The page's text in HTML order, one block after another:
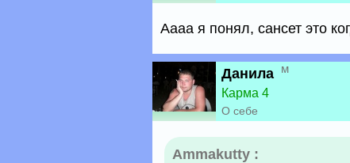
Аааа я понял, сансет это
Данила м
Карма 4
О себе
Ammakutty :